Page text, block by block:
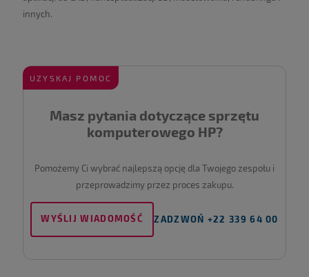
innych.
UZYSKAJ POMOC
Masz pytania dotyczące sprzętu
komputerowego HP?
Pomożemy Ci wybrać najlepszą opcję dla Twojego zespołu i
przeprowadzimy przez proces zakupu.
WYŚLIJ WIADOMOŚĆ ZADZWOŃ +22 339 64 00